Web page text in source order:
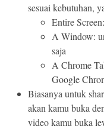
sesuai kebutuhan,
Entire
A Window:
saja
A Chrome
Google
Biasanya untuk
akan kamu buka
video kamu buka